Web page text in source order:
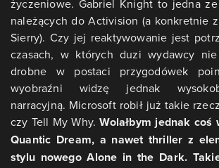
życzeniowe. Gabriel Knight to jedna
należących do Activision (a konkretnie
Sierry). Czy jej reaktywowanie jest
czasach, w których duzi wydawcy
drobne w postaci przygodówek
wyobraźni widzę jednak
narracyjną. Microsoft robił już takie
czy Tell My Why.Wolałbym jednak
Quantic Dream, a nawet thriller z
stylu nowego Alone in the Dark.